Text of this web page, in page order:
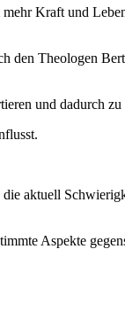
Kraft und
den Theologen
und dadurch zu
aktuell
Aspekte